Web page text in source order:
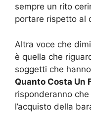
sempre un rito
portare rispetto al
Altra voce che
è quella che
soggetti che
Quanto Costa Un
risponderanno
l’acquisto della